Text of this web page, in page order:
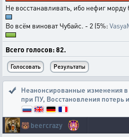
Не восстанавливать, ибо нефиг морду
Во всём виноват Чубайс. - 2 (5%:
Всего голосов: 82.
Неанонсированные изменения
при ПУ, Восстановления потерь
🐻beercrazy